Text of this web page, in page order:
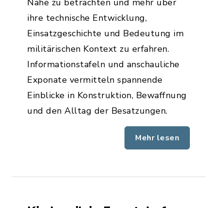
ihre technische Entwicklung,
Einsatzgeschichte und Bedeutung im
militärischen Kontext zu erfahren.
Informationstafeln und anschauliche
Exponate vermitteln spannende
Einblicke in Konstruktion, Bewaffnung
und den Alltag der Besatzungen.
Mehr lesen